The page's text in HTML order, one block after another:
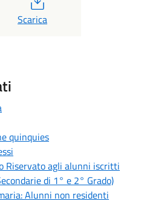
Scarica
quinquies
Riservato agli alunni iscritti
di 1° e 2° Grado)
Alunni non residenti